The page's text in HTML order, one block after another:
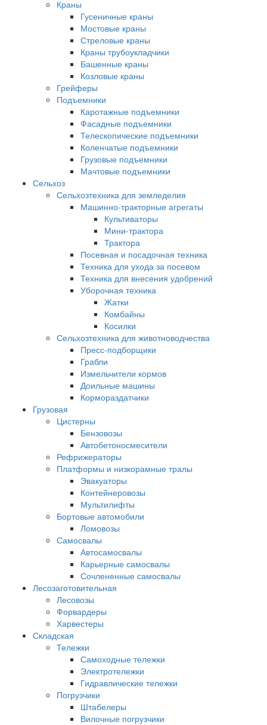
Краны
Гусеничные краны
Мостовые краны
Стреловые краны
Краны трубоукладчики
Башенные краны
Козловые краны
Грейферы
Подъемники
Каротажные подъемники
Фасадные подъемники
Телескопические подъемники
Коленчатые подъемники
Грузовые подъемники
Мачтовые подъемники
Сельхоз
Сельхозтехника для земледелия
Машинно-тракторные агрегаты
Культиваторы
Мини-трактора
Трактора
Посевная и посадочная техника
Техника для ухода за посевом
Техника для внесения удобрений
Уборочная техника
Жатки
Комбайны
Косилки
Сельхозтехника для животноводчества
Пресс-подборщики
Грабли
Измельчители кормов
Доильные машины
Кормораздатчики
Грузовая
Цистерны
Бензовозы
Автобетоносмесители
Рефрижераторы
Платформы и низкорамные тралы
Эвакуаторы
Контейнеровозы
Мультилифты
Бортовые автомобили
Ломовозы
Самосвалы
Автосамосвалы
Карьерные самосвалы
Сочлененные самосвалы
Лесозаготовительная
Лесовозы
Форвардеры
Харвестеры
Складская
Тележки
Самоходные тележки
Электротележки
Гидравлические тележки
Погрузчики
Штабелеры
Вилочные погрузчики